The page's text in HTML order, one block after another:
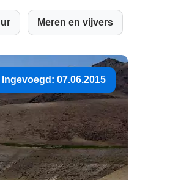
Meren en vijvers
Ingevoegd: 07.06.2015